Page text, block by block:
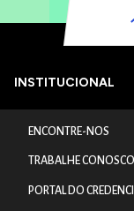
INSTITUCIONAL
ENCONTRE-NOS
TRABALHE CONOSCO
PORTAL DO